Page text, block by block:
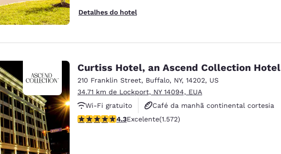
Detalhes do hotel
Curtiss Hotel, an Ascend Collection Hotel
210 Franklin Street, Buffalo, NY, 14202, US
34.71 km de Lockport, NY 14094, EUA
Wi-Fi gratuito
Café da manhã continental cortesia
Não fumante
classificação 4.32 estrelas. Excelente. 1572 avaliações
4.3Excelente(1.572)